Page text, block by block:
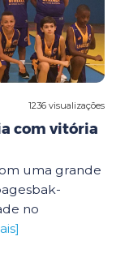
1236 visualizações
com vitória
uma grande
no